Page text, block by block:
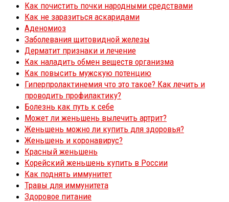
Как почистить почки народными средствами
Как не заразиться аскаридами
Аденомиоз
Заболевания щитовидной железы
Дерматит признаки и лечение
Как наладить обмен веществ организма
Как повысить мужскую потенцию
Гиперпролактинемия что это такое? Как лечить и
проводить профилактику?
Болезнь как путь к себе
Может ли женьшень вылечить артрит?
Женьшень можно ли купить для здоровья?
Женьшень и коронавирус?
Красный женьшень
Корейский женьшень купить в России
Как поднять иммунитет
Травы для иммунитета
Здоровое питание